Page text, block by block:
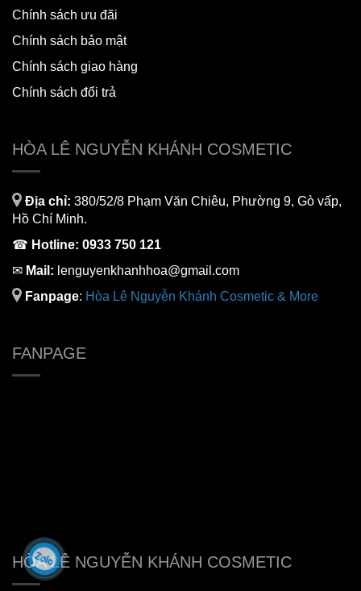
Chính sách ưu đãi
Chính sách bảo mật
Chính sách giao hàng
Chính sách đổi trả
HÒA LÊ NGUYỄN KHÁNH COSMETIC
Địa chỉ: 380/52/8 Phạm Văn Chiêu, Phường 9, Gò vấp,
Hồ Chí Minh.
☎ Hotline: 0933 750 121
✉ Mail: lenguyenkhanhhoa@gmail.com
Fanpage: Hòa Lê Nguyễn Khánh Cosmetic & More
FANPAGE
HÒA LÊ NGUYỄN KHÁNH COSMETIC